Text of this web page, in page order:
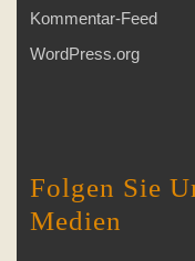
Kommentar-Feed
WordPress.org
Folgen Sie
Medien